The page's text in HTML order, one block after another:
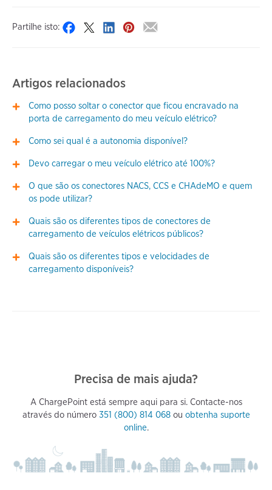
Partilhe isto:
Artigos relacionados
Como posso soltar o conector que ficou encravado na
porta de carregamento do meu veículo elétrico?
Como sei qual é a autonomia disponível?
Devo carregar o meu veículo elétrico até 100%?
O que são os conectores NACS, CCS e CHAdeMO e quem
os pode utilizar?
Quais são os diferentes tipos de conectores de
carregamento de veículos elétricos públicos?
Quais são os diferentes tipos e velocidades de
carregamento disponíveis?
Precisa de mais ajuda?
A ChargePoint está sempre aqui para si. Contacte-nos
através do número 351 (800) 814 068ou obtenha suporte
online.